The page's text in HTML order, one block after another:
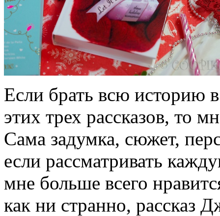
Если брать всю историю
этих трех рассказов, то
Сама задумка, сюжет,
если рассматривать
мне больше всего
как ни странно, рассказ